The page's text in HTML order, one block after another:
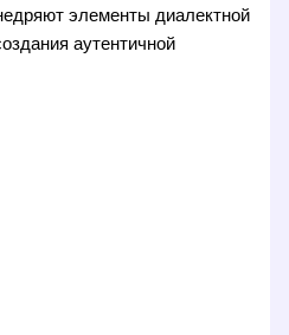
элементы диалектной
аутентичной